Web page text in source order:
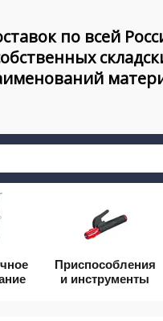
по всей
Приcпособления
и инструменты